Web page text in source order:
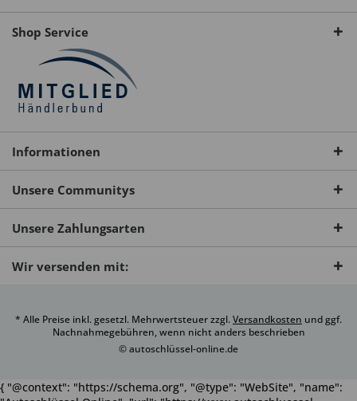
Shop Service
Informationen
Unsere Communitys
Unsere Zahlungsarten
Wir versenden mit:
* Alle Preise inkl. gesetzl. Mehrwertsteuer zzgl.Versandkosten und ggf.
Nachnahmegebühren, wenn nicht anders beschrieben
© autoschlüssel-online.de
{ "@context": "https://schema.org", "@type": "WebSite", "name":